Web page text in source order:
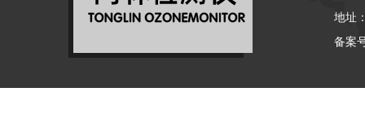
地址
备案